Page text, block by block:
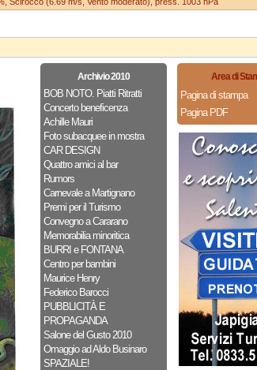
Archivio 2010
BOB NOTO. Piatti Ritratti
Concerto beneficenza
Achille Mauri
Foto subacquee in mostra
CAR DESIGN
Quattro amici al bar
Rumors
Carnevale a Martignano
Premi per il Turismo
Convegno a Cararano
Memorabilia minoritica
BURRI e FONTANA
Centro per bambini
Maurice Henry
Federico Barocci
PUBBLICITÀ E
PROPAGANDA
Salone del Gusto 2010
Omaggio ad Aldo Businaro
SPAZIALE!
Area di
Pagina di stampa
Pagina PDF